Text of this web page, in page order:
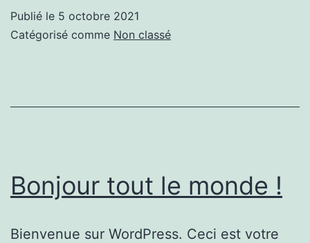
Publié le 5 octobre 2021
Catégorisé comme Non classé
Bonjour tout le monde !
Bienvenue sur WordPress. Ceci est votre